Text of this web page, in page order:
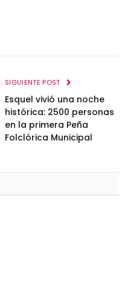
SIGUIENTE POST
Esquel vivió una noche
histórica: 2500 personas
en la primera Peña
Folclórica Municipal